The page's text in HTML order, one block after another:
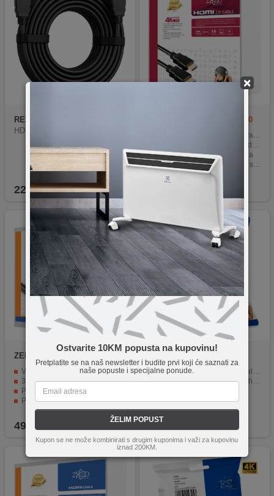
KUPITI?
KUPOVINA
INOSTRANSTVA
OZNAKE
×
Ostvarite 10KM popusta na kupovinu!
Pretplatite se na naš newsletter i budite prvi koji će saznati za
naše popuste i specijalne ponude.
ŽELIM POPUST
Kupon se ne može kombinirati s drugim kuponima i važi za kupovinu
iznad 200KM.
REDLINE
HDMI kabel, 20 met.
22,90KM
HDMI-4K/10
Ethernet funkcija za povezivanje uređaja
Verzija 2.0 sa propusnošću do 18 Gbps
4K, UHD i 3D prikaz sadržaja
Pozlaćeni konektori za čist i stabilan signal
Dužina kabla od 10.0 metara.
ZED electronic
Visoko kvalitetni HDMI kabl, 15 met.
3D over HDMI, Ver. 1.4 + Ethernet
Pozlaćeni konektori
Pakiranje kutija sa EAN kodom
1 kom.
49,90
ZED electronic
Visoko kvalitetni HDMI digitalni kabel
3D preko HDMI Ver. 1.4 + Ethernet
Dužina 5 metara
Pakirano u kutiju sa EAN kodom
9,90